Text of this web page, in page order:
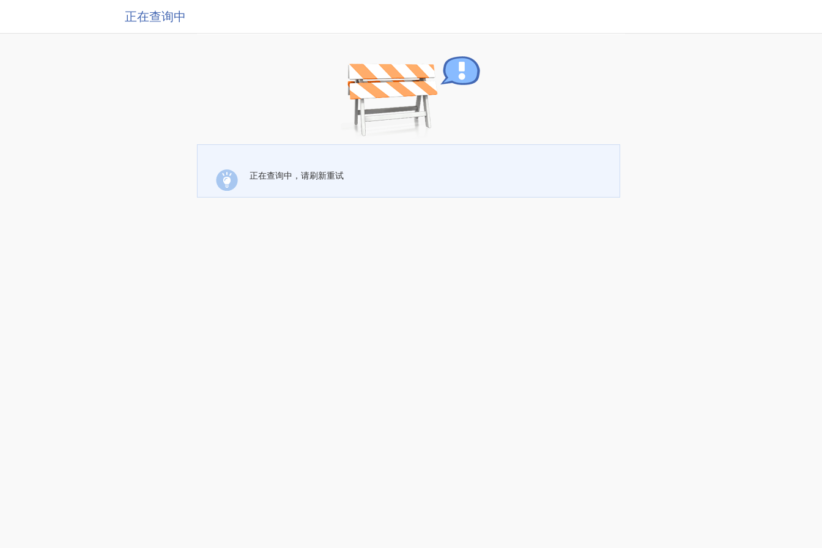
正在查询中
正在查询中，请刷新重试